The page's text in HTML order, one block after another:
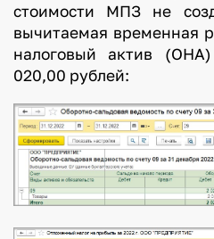
стоимости МПЗ не
вычитаемая временная
налоговый актив
020,00 рублей: